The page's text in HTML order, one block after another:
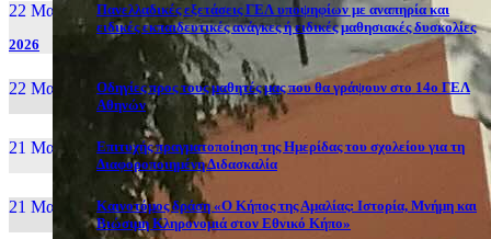
22 Μαι, 26
Πανελλαδικές εξετάσεις ΓΕΛ υποψηφίων με αναπηρία και
ειδικές εκπαιδευτικές ανάγκες ή ειδικές μαθησιακές δυσκολίες
2026
22 Μαι, 26
Οδηγίες προς τους μαθητές μας που θα γράψουν στο 14ο ΓΕΛ
Αθηνών
21 Μαι, 26
Επιτυχής πραγματοποίηση της Ημερίδας του σχολείου για τη
Διαφοροποιημένη Διδασκαλία
21 Μαι, 26
Καινοτόμος δράση «Ο Κήπος της Αμαλίας: Ιστορία, Μνήμη και
Βιώσιμη Κληρονομιά στον Εθνικό Κήπο»